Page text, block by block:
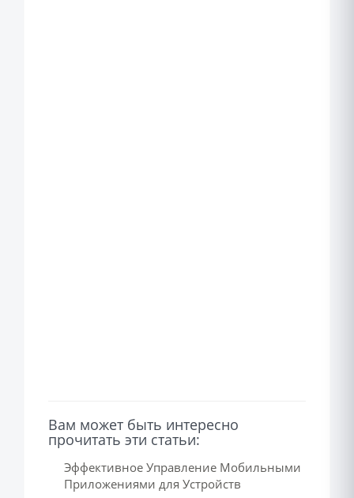
Вам может быть интересно
прочитать эти статьи:
Эффективное Управление Мобильными
Приложениями для Устройств